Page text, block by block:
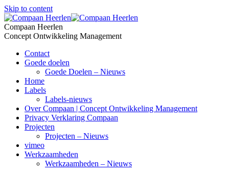
Skip to content
Compaan Heerlen
Concept Ontwikkeling Management
Contact
Goede doelen
Goede Doelen – Nieuws
Home
Labels
Labels-nieuws
Over Compaan | Concept Ontwikkeling Management
Privacy Verklaring Compaan
Projecten
Projecten – Nieuws
vimeo
Werkzaamheden
Werkzaamheden – Nieuws